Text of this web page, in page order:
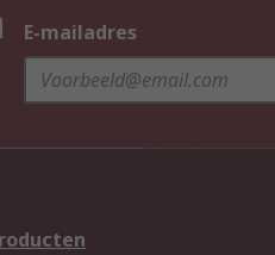
E-mailadres